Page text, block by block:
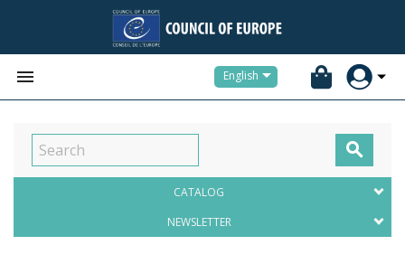
 English

CATALOG
NEWSLETTER